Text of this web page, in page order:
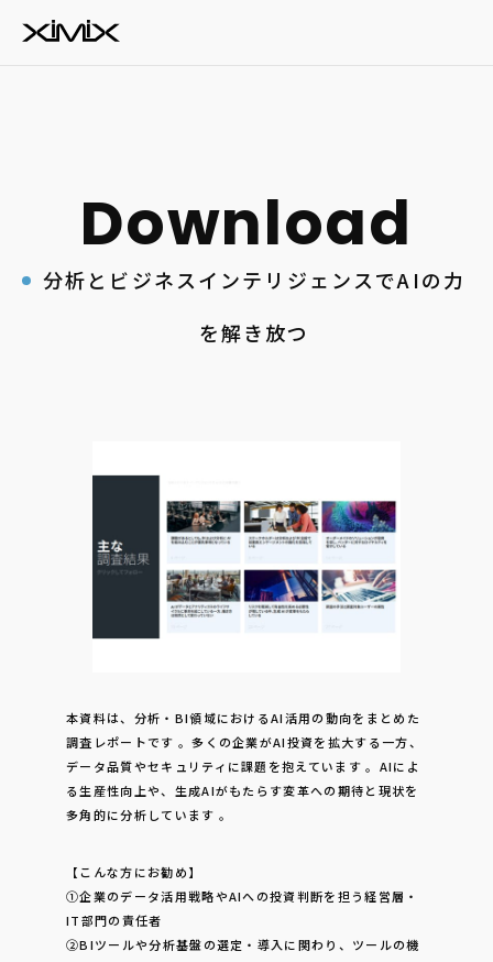
分析とビジネスインテリジェンスでAIの力
を解き放つ
本資料は、分析・BI領域におけるAI活用の動向をまとめた
調査レポートです 。多くの企業がAI投資を拡大する一方、
データ品質やセキュリティに課題を抱えています。AIによ
る生産性向上や、生成AIがもたらす変革への期待と現状を
多角的に分析しています 。
【こんな方にお勧め】
①企業のデータ活用戦略やAIへの投資判断を担う経営層・
IT部門の責任者
②BIツールや分析基盤の選定・導入に関わり、ツールの機